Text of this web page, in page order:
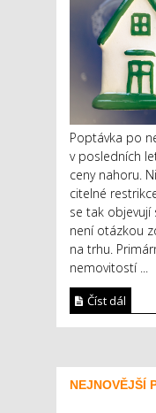
Poptávka po
v posledních
ceny nahoru.
citelné
se tak objevují
není otázkou
na trhu.
nemovitostí ...
Číst dál
NEJNOVĚJŠÍ